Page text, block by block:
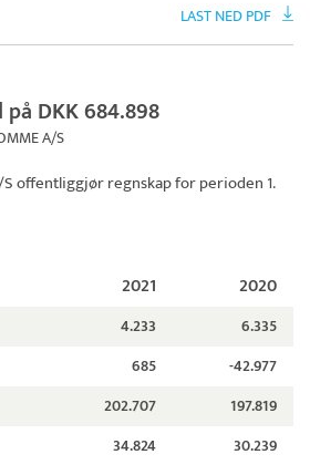
LAST NED PDF
DKK 684.898
A/S
offentliggjør regnskap for perioden 1.
2021 2020
4.233
6.335
685
-42.977
202.707
197.819
34.824 30.239